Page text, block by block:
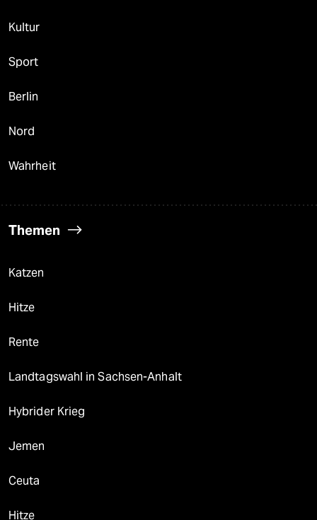
Kultur
Sport
Berlin
Nord
Wahrheit
Themen
Katzen
Hitze
Rente
Landtagswahl in Sachsen-Anhalt
Hybrider Krieg
Jemen
Ceuta
Hitze